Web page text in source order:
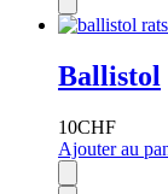
Ballistol
10CHF
Ajouter au